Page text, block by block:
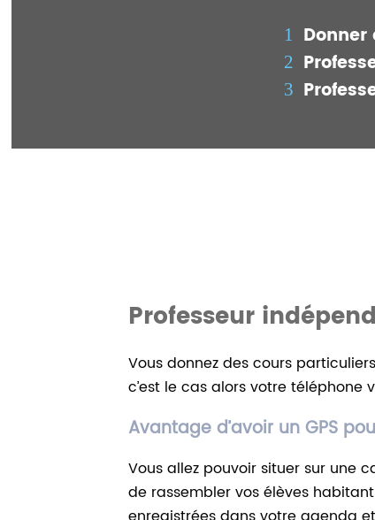
Professeur
Vous donnez des cours
c’est le cas alors votre
Avantage d’avoir un GPS
Vous allez pouvoir situer sur une
de rassembler vos élèves